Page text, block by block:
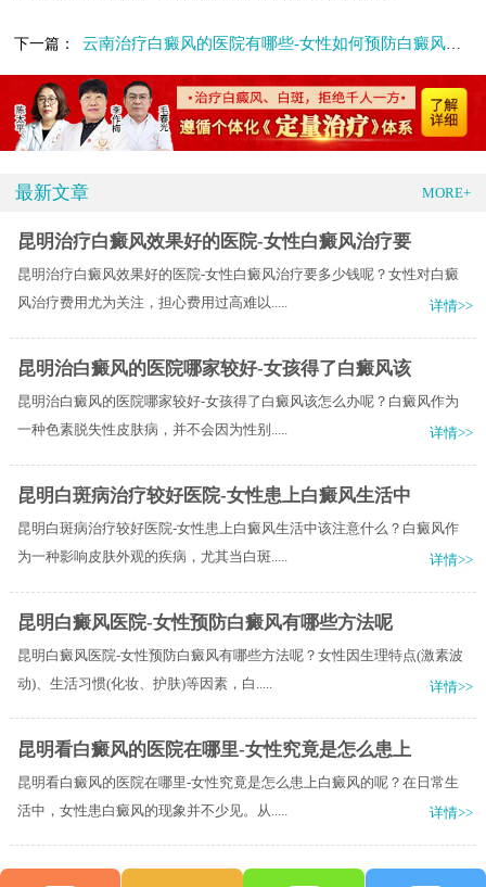
下一篇： 云南治疗白癜风的医院有哪些-女性如何预防白癜风扩散呢
最新文章 MORE+
昆明治疗白癜风效果好的医院-女性白癜风治疗要
昆明治疗白癜风效果好的医院-女性白癜风治疗要多少钱呢？女性对白癜
风治疗费用尤为关注，担心费用过高难以.....
详情>>
昆明治白癜风的医院哪家较好-女孩得了白癜风该
昆明治白癜风的医院哪家较好-女孩得了白癜风该怎么办呢？白癜风作为
一种色素脱失性皮肤病，并不会因为性别.....
详情>>
昆明白斑病治疗较好医院-女性患上白癜风生活中
昆明白斑病治疗较好医院-女性患上白癜风生活中该注意什么？白癜风作
为一种影响皮肤外观的疾病，尤其当白斑.....
详情>>
昆明白癜风医院-女性预防白癜风有哪些方法呢
昆明白癜风医院-女性预防白癜风有哪些方法呢？女性因生理特点(激素波
动)、生活习惯(化妆、护肤)等因素，白.....
详情>>
昆明看白癜风的医院在哪里-女性究竟是怎么患上
昆明看白癜风的医院在哪里-女性究竟是怎么患上白癜风的呢？在日常生
活中，女性患白癜风的现象并不少见。从.....
详情>>